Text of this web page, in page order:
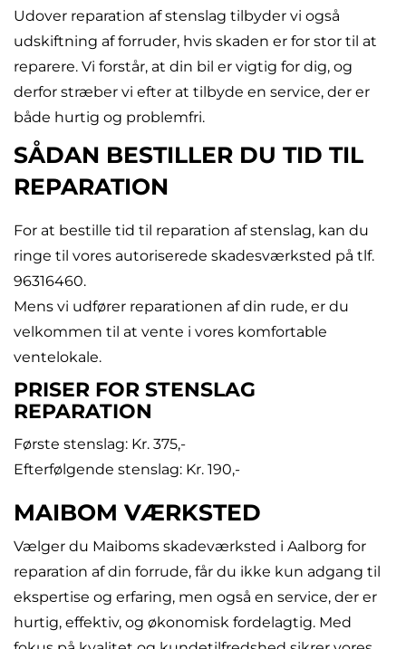
Udover reparation af stenslag tilbyder vi også
udskiftning af forruder, hvis skaden er for stor til at
reparere. Vi forstår, at din bil er vigtig for dig, og
derfor stræber vi efter at tilbyde en service, der er
både hurtig og problemfri.
SÅDAN BESTILLER DU TID TIL
REPARATION
For at bestille tid til reparation af stenslag, kan du
ringe til vores autoriserede skadesværksted på tlf.
96316460.
Mens vi udfører reparationen af din rude, er du
velkommen til at vente i vores komfortable
ventelokale.
PRISER FOR STENSLAG
REPARATION
Første stenslag: Kr. 375,-
Efterfølgende stenslag: Kr. 190,-
MAIBOM VÆRKSTED
Vælger du Maiboms skadeværksted i Aalborg for
reparation af din forrude, får du ikke kun adgang til
ekspertise og erfaring, men også en service, der er
hurtig, effektiv, og økonomisk fordelagtig. Med